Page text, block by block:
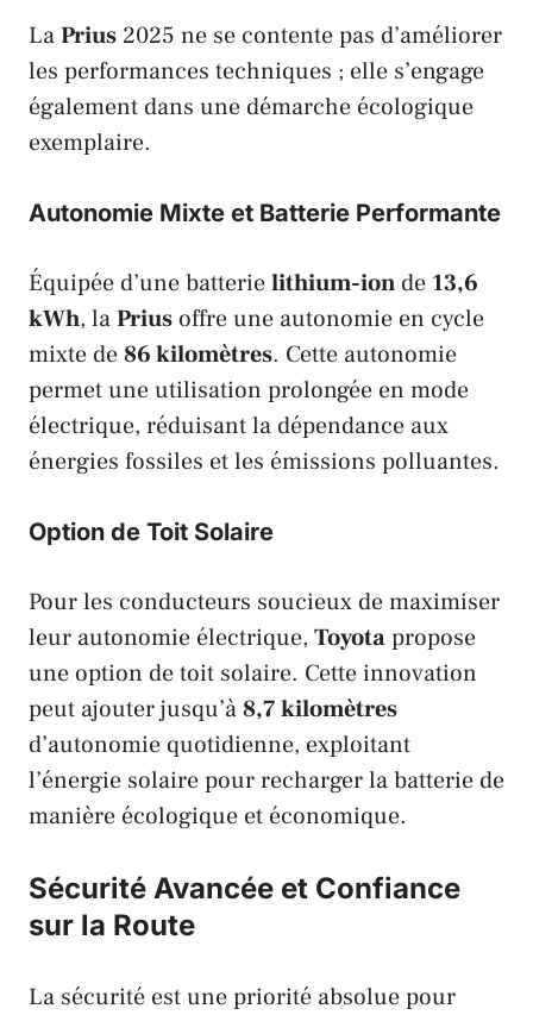
LaPrius 2025 ne se contente pas d’améliorer
les performances techniques ; elle s’engage
également dans une démarche écologique
exemplaire.
Autonomie Mixte et Batterie Performante
Équipée d’une batterielithium-ion de 13,6
kWh, laPrius offre une autonomie en cycle
mixte de 86 kilomètres. Cette autonomie
permet une utilisation prolongée en mode
électrique, réduisant la dépendance aux
énergies fossiles et les émissions polluantes.
Option de Toit Solaire
Pour les conducteurs soucieux de maximiser
leur autonomie électrique, Toyotapropose
une option de toit solaire. Cette innovation
peut ajouter jusqu’à 8,7 kilomètres
d’autonomie quotidienne, exploitant
l’énergie solaire pour recharger la batterie de
manière écologique et économique.
Sécurité Avancée et Confiance
sur la Route
La sécurité est une priorité absolue pour